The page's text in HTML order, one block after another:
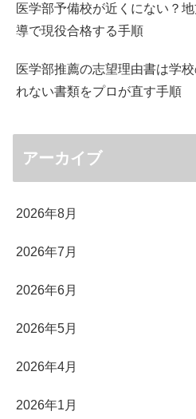
医学部予備校が近くにない？
導で現役合格する手順
医学部推薦の志望理由書は学
れない書類をプロが直す手順
アーカイブ
2026年8月
2026年7月
2026年6月
2026年5月
2026年4月
2026年1月